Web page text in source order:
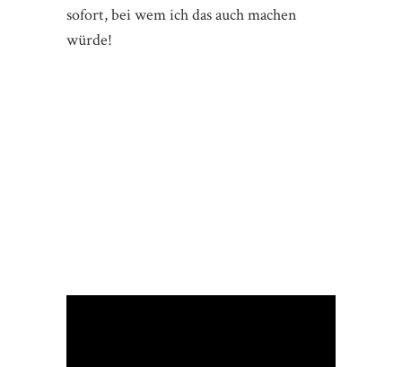
sofort, bei wem ich das auch machen
würde!